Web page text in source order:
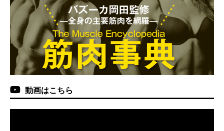
動画はこちら